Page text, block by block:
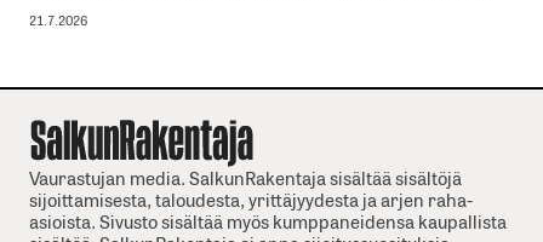
21.7.2026
Vaurastujan media. SalkunRakentaja sisältää sisältöjä
sijoittamisesta, taloudesta, yrittäjyydesta ja arjen raha-
asioista. Sivusto sisältää myös kumppaneidensa kaupallista